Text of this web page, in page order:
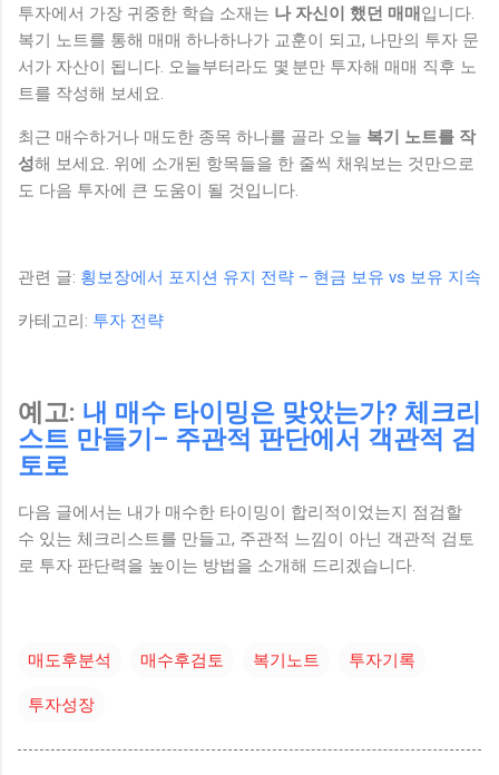
투자에서 가장 귀중한 학습 소재는 나 자신이 했던 매매 입니다.
복기 노트를 통해 매매 하나하나가 교훈이 되고, 나만의 투자 문
서가 자산이 됩니다. 오늘부터라도 몇 분만 투자해 매매 직후 노
트를 작성해 보세요.
최근 매수하거나 매도한 종목 하나를 골라 오늘 복기 노트를 작
성해 보세요. 위에 소개된 항목들을 한 줄씩 채워보는 것만으로
도 다음 투자에 큰 도움이 될 것입니다.
관련 글: 횡보장에서 포지션 유지 전략 – 현금 보유 vs 보유 지속
카테고리: 투자 전략
예고: 내 매수 타이밍은 맞았는가? 체크리
스트 만들기– 주관적 판단에서 객관적 검
토로
다음 글에서는 내가 매수한 타이밍이 합리적이었는지 점검할
수 있는 체크리스트를 만들고, 주관적 느낌이 아닌 객관적 검토
로 투자 판단력을 높이는 방법을 소개해 드리겠습니다.
매도후분석 매수후검토 복기노트 투자기록
투자성장